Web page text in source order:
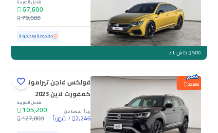
شامل الضريبة
67,600
79,600
مستعملة 137,445 كم مفحوصة ومضمونة
500 كاش باك
22,600
فولكس فاجن تيرامونت
كمفورت لاين 2023
يبدأ القسط من
2,246
/شهرياً
شامل الضريبة
105,200
127,800